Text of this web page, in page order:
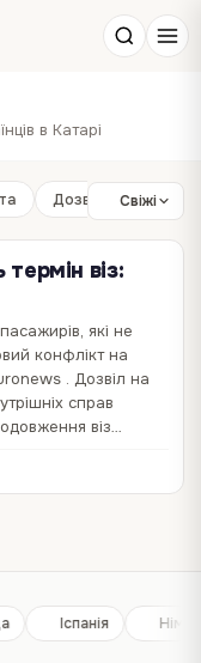
в Катарі
ДозвілляСвіжі
віз:
які не
конфлікт на
. Дозвіл на
справ
віз…
Іспанія